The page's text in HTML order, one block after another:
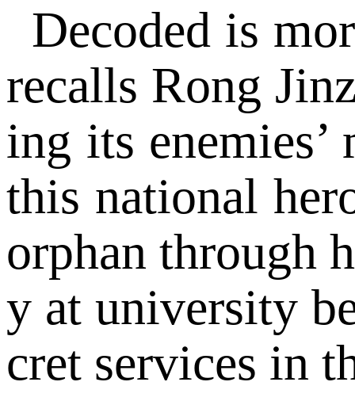
Decoded is
recalls Rong
ing its
this national
orphan through
y at university
cret services in